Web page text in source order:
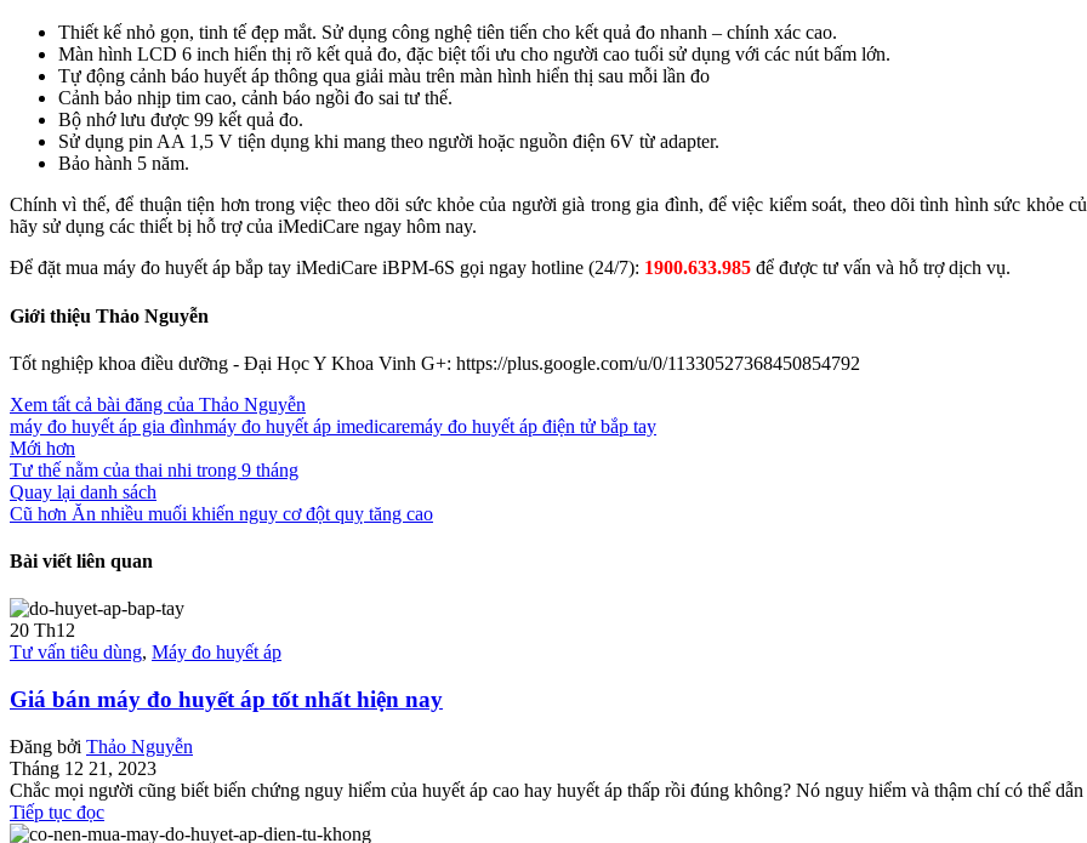
Thiết kế nhỏ gọn, tinh tế đẹp mắt. Sử dụng công nghệ tiên tiến cho kết quả đo nhanh – chính xác cao.
Màn hình LCD 6 inch hiển thị rõ kết quả đo, đặc biệt tối ưu cho người cao tuổi sử dụng với các nút bấm lớn.
Tự động cảnh báo huyết áp thông qua giải màu trên màn hình hiển thị sau mỗi lần đo
Cảnh bảo nhịp tim cao, cảnh báo ngồi đo sai tư thế.
Bộ nhớ lưu được 99 kết quả đo.
Sử dụng pin AA 1,5 V tiện dụng khi mang theo người hoặc nguồn điện 6V từ adapter.
Bảo hành 5 năm.
Chính vì thế, để thuận tiện hơn trong việc theo dõi sức khỏe của người già trong gia đình, để việc kiểm soát, theo dõi tình hình sức khỏe
hãy sử dụng các thiết bị hỗ trợ của iMediCare ngay hôm nay.
Để đặt mua máy đo huyết áp bắp tay iMediCare iBPM-6S gọi ngay hotline (24/7): 1900.633.985 để được tư vấn và hỗ trợ dịch vụ.
Giới thiệu Thảo Nguyễn
Tốt nghiệp khoa điều dưỡng - Đại Học Y Khoa Vinh G+: https://plus.google.com/u/0/11330527368450854792
Xem tất cả bài đăng của Thảo Nguyễn
máy đo huyết áp gia đìnhmáy đo huyết áp imedicaremáy đo huyết áp điện tử bắp tay
Mới hơn
Tư thế nằm của thai nhi trong 9 tháng
Quay lại danh sách
Cũ hơn Ăn nhiều muối khiến nguy cơ đột quỵ tăng cao
Bài viết liên quan
20 Th12
Tư vấn tiêu dùng, Máy đo huyết áp
Giá bán máy đo huyết áp tốt nhất hiện nay
Đăng bởi Thảo Nguyễn
Tháng 12 21, 2023
Chắc mọi người cũng biết biến chứng nguy hiểm của huyết áp cao hay huyết áp thấp rồi đúng không? Nó nguy hiểm và thậm chí có thể
Tiếp tục đọc